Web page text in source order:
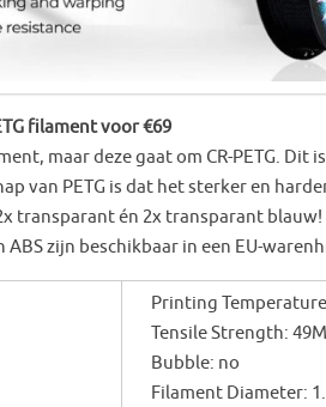
filament voor €69
maar deze gaat om CR-PETG.
van PETG is dat het sterker en
transparant én 2x transparant
zijn beschikbaar in een EU-
Printing
Tensile Strength:
Bubble: no
Filament Diameter: